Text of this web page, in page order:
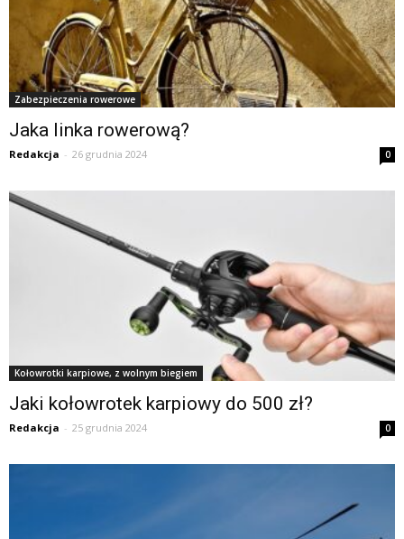
Zabezpieczenia rowerowe
Jaka linka rowerową?
Redakcja - 26 grudnia 2024 0
Kołowrotki karpiowe, z wolnym biegiem
Jaki kołowrotek karpiowy do 500 zł?
Redakcja - 25 grudnia 2024 0